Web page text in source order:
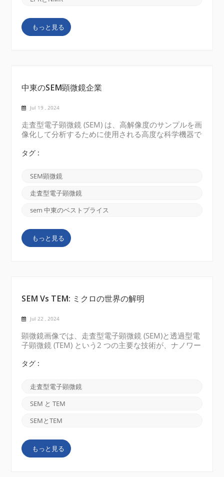
なるスピン状態間の遷移から生じます。電子の磁気モ
ーメントは原子核の磁気モーメントよりも大きいた
め、これらの遷移は比較的強い信号を生成します。対
もっと見る
中東のSEM顕微鏡企業
Jul 19 , 2024
走査型電子顕微鏡 (SEM) は、高解像度のサンプルを画
像化して分析するために使用される高度な科学機器で
機関や大学があり、サウジアラビア、アラブ首長国連
顕微鏡を含む科学研究開発に多額の投資を行っていま
す。走査型電子顕微鏡は、材料科学、ナノテクノロジ
ー、生物学、その他の関連分野の大学や研究機関でよ
ドの走査型電子顕微鏡が販売されています。よく使用
CIQTEK : CIQTEK は、業界をリードする技術を備えた
走査型電子顕微鏡のメーカーであり、世界的なサプラ
イヤーです。FESEM、FIB-SEM、タングステンフィラ
タグ :
SEM顕微鏡
走査型電子顕微鏡
sem 中東のベストプライス
もっと見る
SEM Vs TEM: ミクロの世界の解明
Jul 22 , 2024
顕微鏡画像では、走査型電子顕微鏡 (SEM)と透過型電
子顕微鏡 (TEM) という2 つの主要な技術が、ナノワー
これらの強力なツールは、さまざまな科学分野に新た
び動作を詳しく調べることを可能にしました。 走査
型電子顕微鏡 (SEM) と電子顕微鏡 (TEM) のそれぞれ
の独自の機能、用途、制限を強調して比較対照しま
微鏡は、電子ビームを使用して試料の表面をスキャン
主な利点は、サブミクロンからナノメートル スケー
ルの表面形態を非常に高い解像度で捉えることができ
ることです。ビームが試料の表面と相互作用するとき
タグ :
走査型電子顕微鏡
SEM と TEM
SEMとTEM
もっと見る